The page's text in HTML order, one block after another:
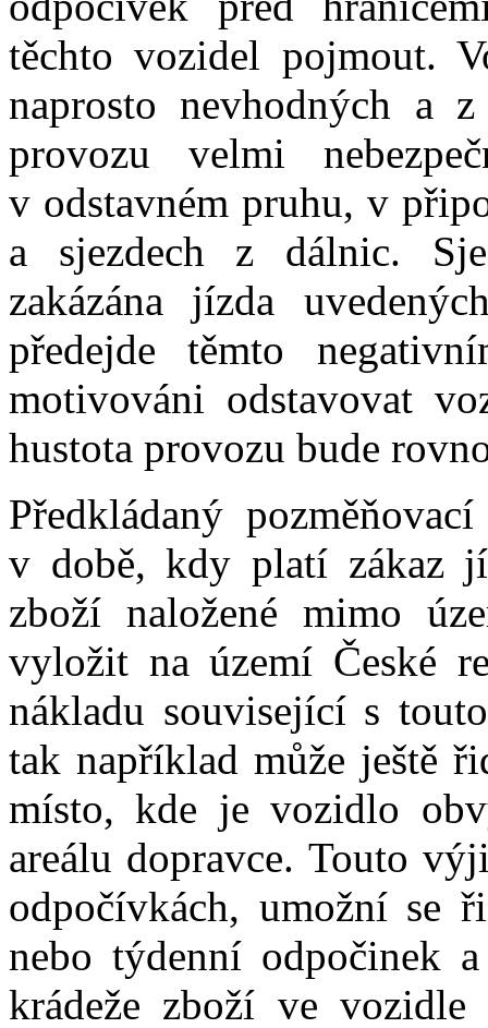
těchto vozidel pojmout.
naprosto nevhodných a
provozu velmi
v odstavném pruhu, v
a sjezdech z dálnic.
zakázána jízda
předejde těmto
motivováni odstavovat
hustota provozu bude
Předkládaný
v době, kdy platí zákaz
zboží naložené mimo
vyložit na území České
nákladu související s
tak například může ještě
místo, kde je vozidlo
areálu dopravce. Touto
odpočívkách, umožní se
nebo týdenní odpočinek
krádeže zboží ve vozidle